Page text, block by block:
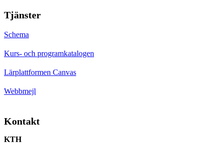
Tjänster
Schema
Kurs- och programkatalogen
Lärplattformen Canvas
Webbmejl
Kontakt
KTH